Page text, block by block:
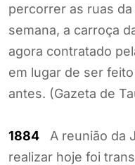
percorrer as ruas
semana, a carroça
agora contratado
em lugar de ser
antes. (Gazeta de
1884 A reunião da
realizar hoje foi